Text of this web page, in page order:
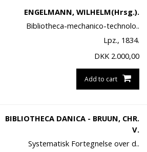
ENGELMANN, WILHELM(Hrsg.).
Bibliotheca-mechanico-technolo..
Lpz., 1834.
DKK 2.000,00
Add to cart
BIBLIOTHECA DANICA - BRUUN, CHR.
V.
Systematisk Fortegnelse over d..